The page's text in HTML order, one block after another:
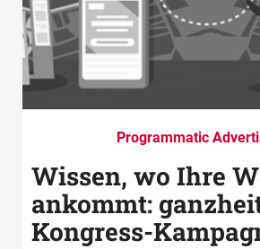
Programmatic
Wissen, wo Ihre
ankommt:
Kongress-